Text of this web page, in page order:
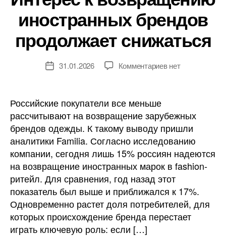
иностранных брендов
продолжает снижаться
Дата31.01.2026 Комментариевк
иностранных
брендов
продолжает
снижаться
нет
Российские покупатели все меньше
рассчитывают на возвращение зарубежных
брендов одежды. К такому выводу пришли
аналитики Familia. Согласно исследованию
компании, сегодня лишь 15% россиян надеются
на возвращение иностранных марок в fashion-
ритейл. Для сравнения, год назад этот
показатель был выше и приближался к 17%.
Одновременно растет доля потребителей, для
которых происхождение бренда перестает
играть ключевую роль: если […]